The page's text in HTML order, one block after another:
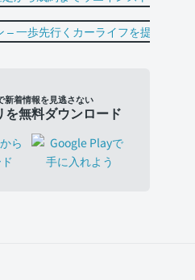
新着情報を見逃さない
を無料ダウンロード